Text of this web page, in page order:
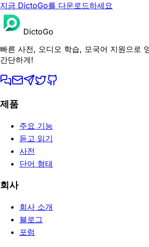
지금 DictoGo를 다운로드하세요
DictoGo
빠른 사전, 오디오 학습, 모국어 지원으로
간단하게!
제품
주요 기능
듣고 읽기
사전
단어 형태
회사
회사 소개
블로그
포럼